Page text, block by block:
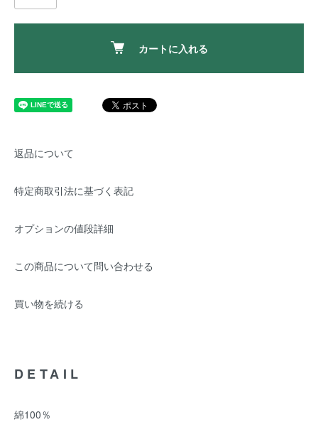
カートに入れる
返品について
特定商取引法に基づく表記
オプションの値段詳細
この商品について問い合わせる
買い物を続ける
DETAIL
綿100％